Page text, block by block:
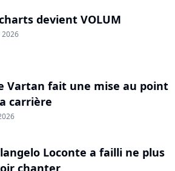
devient VOLUM
2026
Vartan fait une mise au point
carrière
Loconte a failli ne plus
chanter